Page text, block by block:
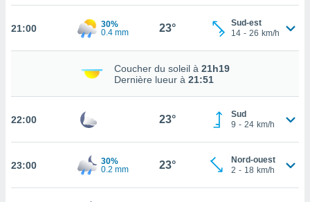
cas,
que
sur le
et que
21:00
30%
0.4 mm
23°
Sud-est
14 - 26 km/h
Coucher du soleil à 21h19
Dernière lueur à 21:51
22:00 23°
Sud
9 - 24 km/h
23:00
30%
0.2 mm
23°
Nord-ouest
2 - 18 km/h